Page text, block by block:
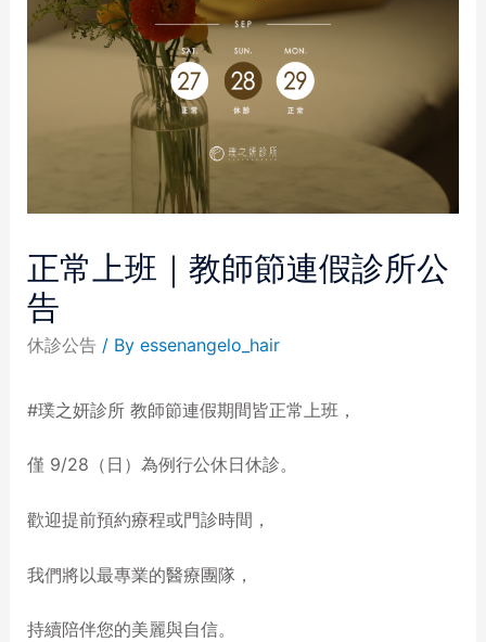
正常上班｜教師節連假診所公
告
休診公告 / By essenangelo_hair
#璞之妍診所 教師節連假期間皆正常上班，
僅 9/28（日）為例行公休日休診。
歡迎提前預約療程或門診時間，
我們將以最專業的醫療團隊，
持續陪伴您的美麗與自信。